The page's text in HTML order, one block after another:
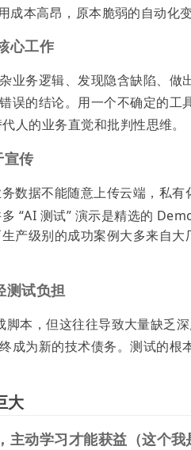
成本高昂，原本脆弱的自动化变
心工作
业务逻辑、发现隐含缺陷、做
的结论。用一个不确定的工
人的业务直觉和批判性思维。
宣传
数据不能随意上传云端，私有
多 “AI 测试” 演示是精选的
产级别的成功案例大多来自
测试负担
脚本，但这往往导致大量缺乏
成为新的技术债务。测试的根
大
动学习才能获益（这个我